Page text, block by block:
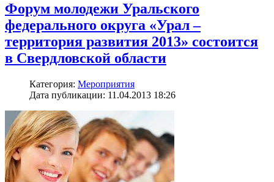
Форум молодежи Уральского
федерального округа «Урал –
территория развития 2013» состоится
в Свердловской области
Категория: Мероприятия
Дата публикации: 11.04.2013 18:26